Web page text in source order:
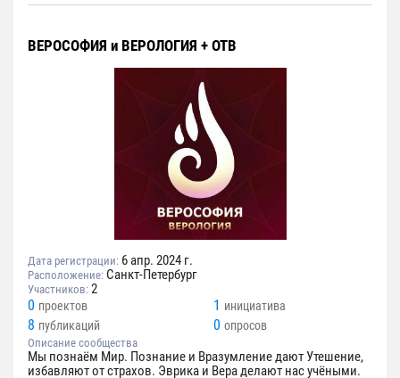
ВЕРОСОФИЯ и ВЕРОЛОГИЯ + ОТВ
Дата регистрации: 6 апр. 2024 г.
Расположение: Санкт-Петербург
Участников: 2
0 проектов 1 инициатива
8 публикаций 0 опросов
Описание сообщества
Мы познаём Мир. Познание и Вразумление дают Утешение,
избавляют от страхов. Эврика и Вера делают нас учёными.